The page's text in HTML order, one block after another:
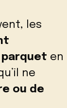
les
parquet en
ne
ou de